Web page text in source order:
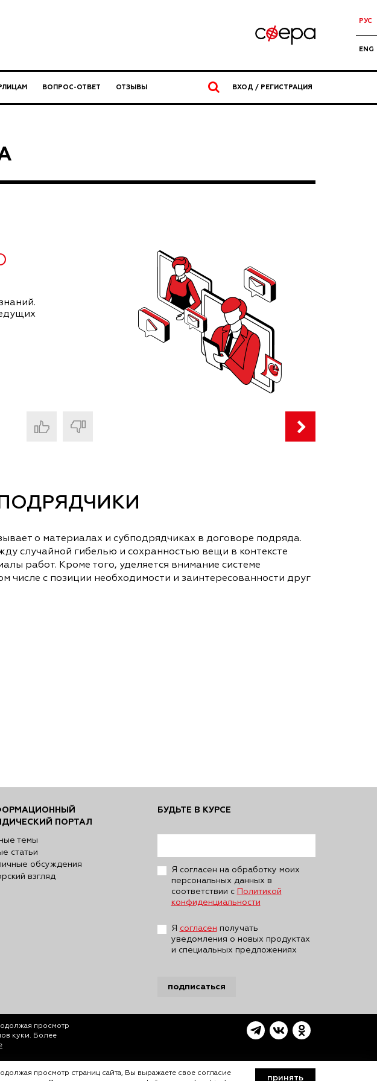
РУС
ENG
ВОПРОС-ОТВЕТ ОТЗЫВЫ ВХОД / РЕГИСТРАЦИЯ
о материалах и субподрядчиках в договоре подряда.
случайной гибелью и сохранностью вещи в контексте
работ. Кроме того, уделяется внимание системе
числе с позиции необходимости и заинтересованности друг
ПОРТАЛ
темы
статьи
обсуждения
взгляд
БУДЬТЕ В КУРСЕ
Я согласен на обработку моих
персональных данных в
соответствии с Политикой
конфиденциальности
Я согласен получать
уведомления о новых продуктах
и специальных предложениях
подписаться
просмотр
куки. Более
просмотр страниц сайта, Вы выражаете свое согласие
принять